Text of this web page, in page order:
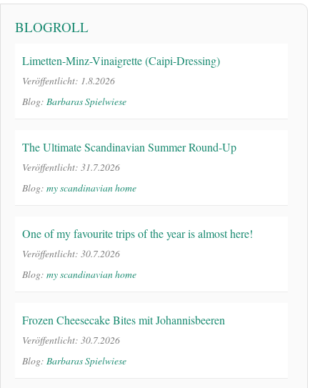
BLOGROLL
Limetten-Minz-Vinaigrette (Caipi-Dressing)
Veröffentlicht: 1.8.2026
Blog: Barbaras Spielwiese
The Ultimate Scandinavian Summer Round-Up
Veröffentlicht: 31.7.2026
Blog: my scandinavian home
One of my favourite trips of the year is almost here!
Veröffentlicht: 30.7.2026
Blog: my scandinavian home
Frozen Cheesecake Bites mit Johannisbeeren
Veröffentlicht: 30.7.2026
Blog: Barbaras Spielwiese